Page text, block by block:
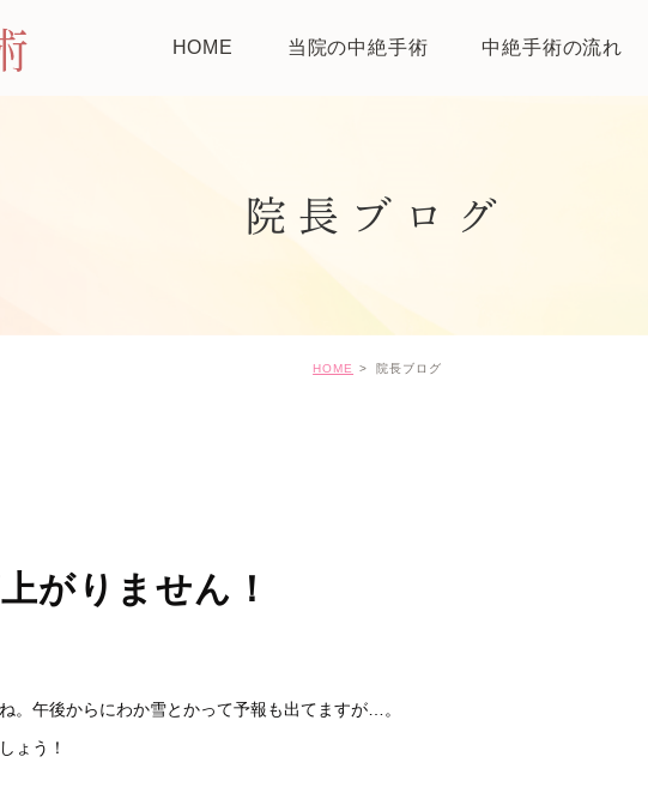
HOME 当院の中絶手術 中絶手術の流れ
院長ブログ
HOME 院長ブログ
がりません！
。午後からにわか雪とかって予報も出てますが…。
ょう！